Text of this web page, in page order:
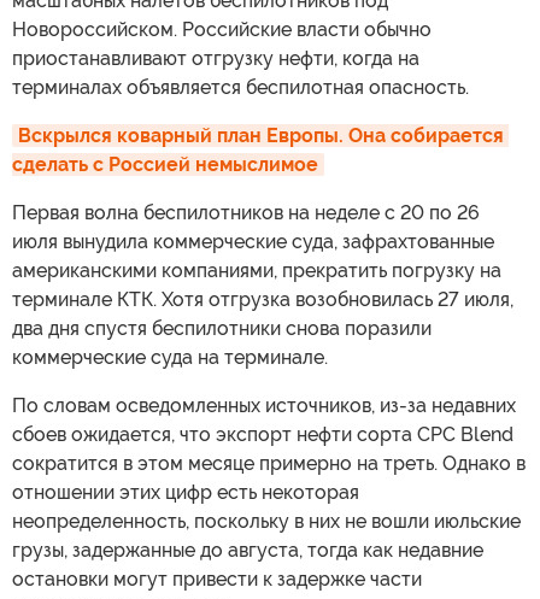
Новороссийском. Российские власти обычно
приостанавливают отгрузку нефти, когда на
терминалах объявляется беспилотная опасность.
Вскрылся коварный план Европы. Она собирается
сделать с Россией немыслимое
Первая волна беспилотников на неделе с 20 по 26
июля вынудила коммерческие суда, зафрахтованные
американскими компаниями, прекратить погрузку на
терминале КТК. Хотя отгрузка возобновилась 27 июля,
два дня спустя беспилотники снова поразили
коммерческие суда на терминале.
По словам осведомленных источников, из-за недавних
сбоев ожидается, что экспорт нефти сорта CPC Blend
сократится в этом месяце примерно на треть. Однако в
отношении этих цифр есть некоторая
неопределенность, поскольку в них не вошли июльские
грузы, задержанные до августа, тогда как недавние
остановки могут привести к задержке части